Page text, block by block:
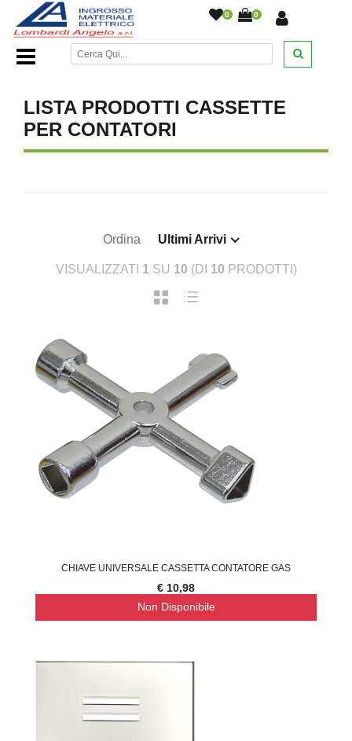
0 0
Home Page/DESANTIS////
LISTA PRODOTTI CASSETTE
PER CONTATORI
Ordina Ultimi Arrivi
VISUALIZZATI 1 SU 10 (DI 10 PRODOTTI)
CHIAVE UNIVERSALE CASSETTA CONTATORE GAS
€ 10,98
Non Disponibile